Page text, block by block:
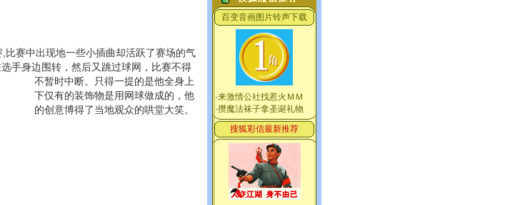
赛中出现地一些小插曲却活跃了赛场的气
手身边围转，然后又跳过球网，比赛不得
不暂时中断。
只得一提的是他全身上
下仅有的装饰物是用网球做成的，他
的创意博得了当地观众的哄堂大笑。
百变音画图片铃声下载
·来激情公社找惹火ＭＭ
·攒魔法袜子拿圣诞礼物
搜狐彩信最新推荐